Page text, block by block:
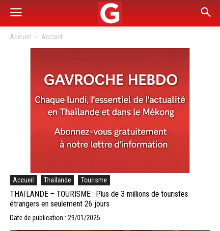
Accueil Accueil
Accueil Thaïlande Tourisme
THAÏLANDE – TOURISME : Plus de 3 millions de touristes
étrangers en seulement 26 jours
Date de publication : 29/01/2025